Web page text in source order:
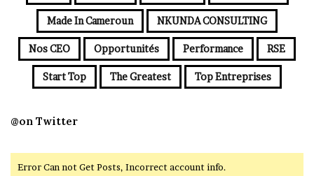
Made In Cameroun NKUNDA CONSULTING
Nos CEO Opportunités Performance RSE
Start Top The Greatest Top Entreprises
@on Twitter
Error Can not Get Posts, Incorrect account info.